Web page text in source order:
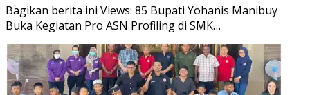
Bagikan berita ini Views: 85 Bupati Yohanis Manibuy
Buka Kegiatan Pro ASN Profiling di SMK…